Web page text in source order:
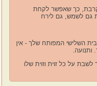
כך שאפשר לקחת
גם לשמש, גם לירח
9 ועם הבית השלישי המפותח שלך - אין
ותנועה.
על כל זוית וזוית שלו